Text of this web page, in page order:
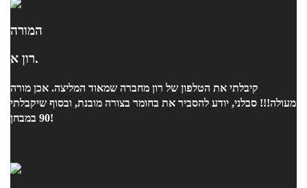
המורה
רון א.
קיבלתי את הטלפון של רון מחברה שמאוד המליצה. אכן מורה
מעולה!!! סבלני, יודע להסביר את בחומר בצורה מובנת, ובסוף שיקבלתי
90 במבחן!